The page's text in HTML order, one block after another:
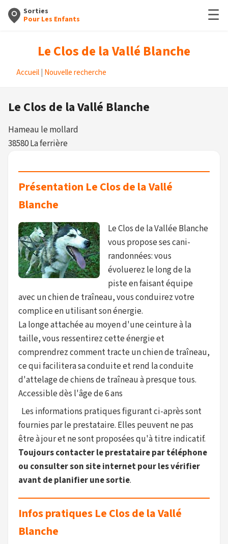
Sorties
Pour Les Enfants
☰
Le Clos de la Vallé Blanche
Accueil Nouvelle recherche
Le Clos de la Vallé Blanche
Hameau le mollard
38580 La ferrière
Présentation Le Clos de la Vallé
Blanche
Le Clos de la Vallée Blanche
vous propose ses cani-
randonnées: vous
évoluerez le long de la
piste en faisant équipe
avec un chien de traîneau, vous conduirez votre
complice en utilisant son énergie.
La longe attachée au moyen d'une ceinture à la
taille, vous ressentirez cette énergie et
comprendrez comment tracte un chien de traîneau,
ce qui facilitera sa conduite et rend la conduite
d'attelage de chiens de traîneau à presque tous.
Accessible dès l'âge de 6 ans
Les informations pratiques figurant ci-après sont
fournies par le prestataire. Elles peuvent ne pas
être à jour et ne sont proposées qu'à titre indicatif.
Toujours contacter le prestataire par téléphone
ou consulter son site internet pour les vérifier
avant de planifier une sortie.
Infos pratiques Le Clos de la Vallé
Blanche